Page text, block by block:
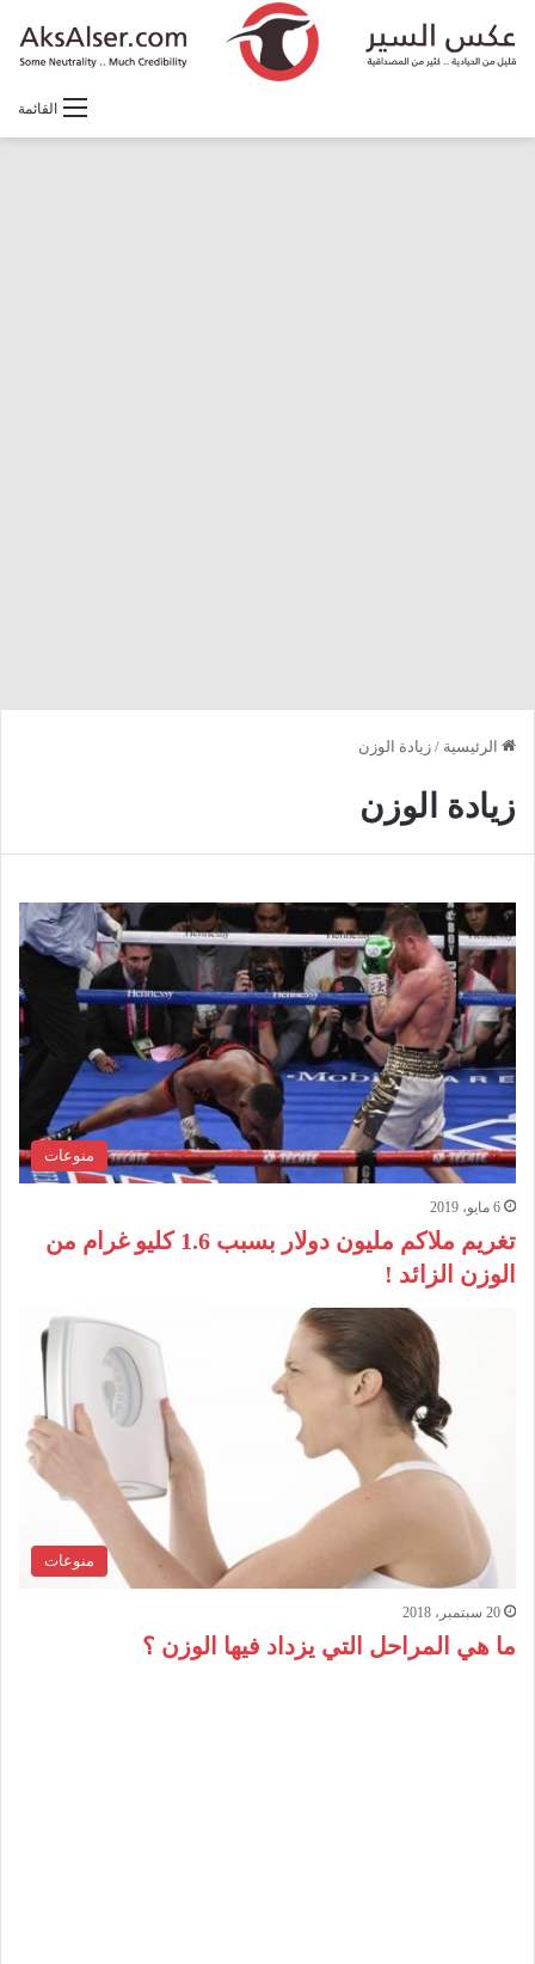
القائمة
الرئيسية / زيادة الوزن
زيادة الوزن
منوعات
6 مايو، 2019
تغريم ملاكم مليون دولار بسبب 1.6 كليو غرام من
الوزن الزائد !
منوعات
20 سبتمبر، 2018
ما هي المراحل التي يزداد فيها الوزن ؟